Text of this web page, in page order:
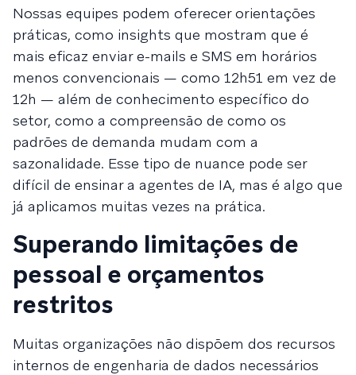
Nossas equipes podem oferecer orientações
práticas, como insights que mostram que é
mais eficaz enviar e-mails e SMS em horários
menos convencionais — como 12h51 em vez de
12h — além de conhecimento específico do
setor, como a compreensão de como os
padrões de demanda mudam com a
sazonalidade. Esse tipo de nuance pode ser
difícil de ensinar a agentes de IA, mas é algo que
já aplicamos muitas vezes na prática.
Superando limitações de
pessoal e orçamentos
restritos
Muitas organizações não dispõem dos recursos
internos de engenharia de dados necessários